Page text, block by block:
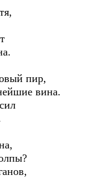
пир,
вина.